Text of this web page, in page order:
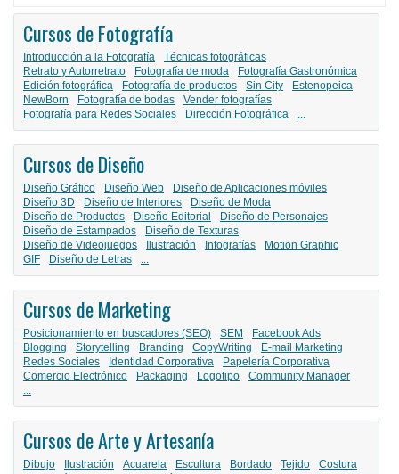
Cursos de Fotografía
Introducción a la Fotografía
Técnicas fotográficas
Retrato y Autorretrato
Fotografía de moda
Fotografía Gastronómica
Edición fotográfica
Fotografía de productos Sin City
Estenopeica
NewBorn
Fotografía de bodas
Vender fotografías
Fotografía para Redes Sociales
Dirección Fotográfica ...
Cursos de Diseño
Diseño Gráfico Diseño Web
Diseño de Aplicaciones móviles
Diseño 3D
Diseño de Interiores
Diseño de Moda
Diseño de Productos
Diseño Editorial
Diseño de Personajes
Diseño de Estampados
Diseño de Texturas
Diseño de Videojuegos
Ilustración Infografías
Motion Graphic
GIF
Diseño de Letras ...
Cursos de Marketing
Posicionamiento en buscadores (SEO) SEM
Facebook Ads
Blogging
Storytelling Branding CopyWriting
E-mail Marketing
Redes Sociales
Identidad Corporativa
Papelería Corporativa
Comercio Electrónico
Packaging Logotipo
Community Manager
...
Cursos de Arte y Artesanía
Dibujo Ilustración Acuarela Escultura Bordado Tejido
Costura